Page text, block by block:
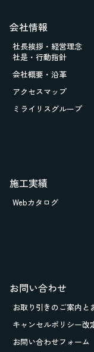
会社情報
社長挨拶・経営理念
社是・行動指針
会社概要・沿革
アクセスマップ
ミライリスグループ
施工実績
Webカタログ
お問い合わせ
お取り引きのご案内と
キャンセルポリシー改
お問い合わせフォーム